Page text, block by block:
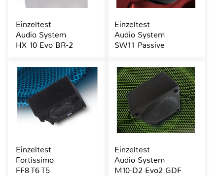
Einzeltest
Audio System
HX 10 Evo BR-2
Einzeltest
Audio System
SW11 Passive
Einzeltest
Fortissimo
FF8 T6 T5
Einzeltest
Audio System
M10-D2 Evo2 GDF